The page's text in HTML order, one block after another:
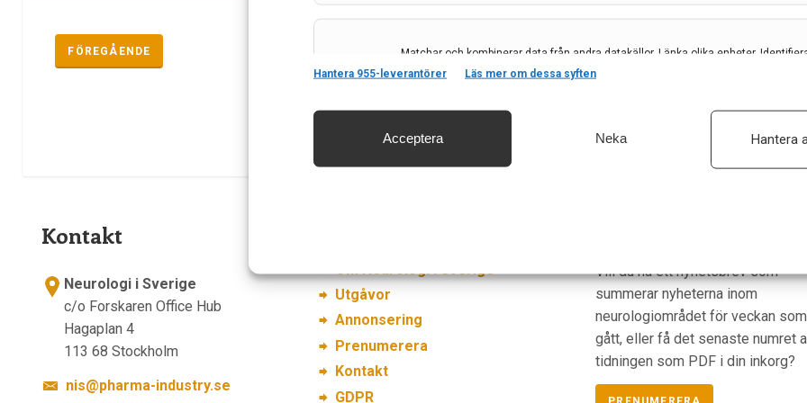
Matchar och kombinerar data från andra datakällor, Länka olika enheter,
baserat på information som överförs automatiskt.
och innehåll, Spara och meddela dina integritetsval.
Hantera 955-leverantörer Läs mer om dessa syften
Acceptera Neka Hantera
FÖREGÅENDE 1 2
Kontakt
Neurologi i Sverige
c/o Forskaren Office Hub
Hagaplan 4
113 68 Stockholm
nis@pharma-industry.se
Utgåvor
Annonsering
Prenumerera
Kontakt
GDPR
Vill du ha ett nyhetsbrev som
summerar nyheterna inom
neurologiområdet för veckan som
gått, eller få det senaste numret
tidningen som PDF i din inkorg?